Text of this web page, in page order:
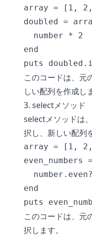
array = [1,
doubled =
  number * 2
end
このコードは、元
しい配列を作成し
3. selectメソッド
selectメソッドは
択し、新しい配列
array = [1,
  number.even?
end
このコードは、元
択します。